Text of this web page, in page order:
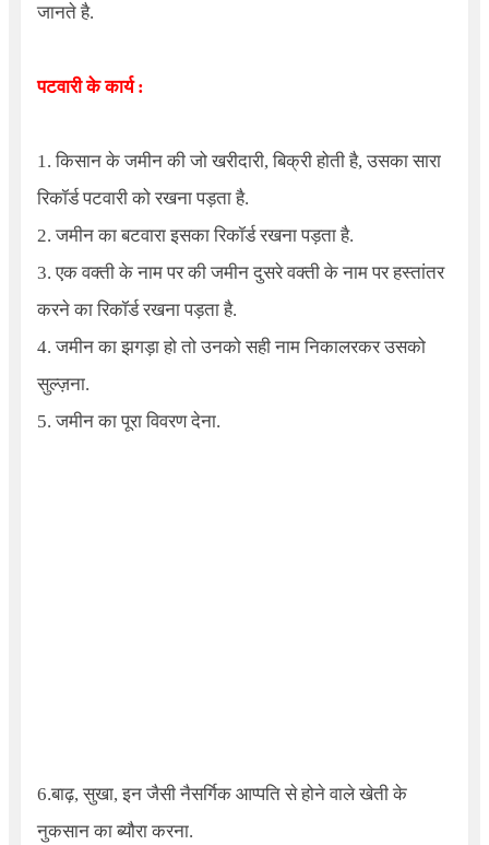
जानते है.
पटवारी के कार्य :
1. किसान के जमीन की जो खरीदारी, बिक्री होती है, उसका सारा
रिकॉर्ड पटवारी को रखना पड़ता है.
2. जमीन का बटवारा इसका रिकॉर्ड रखना पड़ता है.
3. एक वक्ती के नाम पर की जमीन दुसरे वक्ती के नाम पर हस्तांतर
करने का रिकॉर्ड रखना पड़ता है.
4. जमीन का झगड़ा हो तो उनको सही नाम निकालरकर उसको
सुल्ज़ना.
5. जमीन का पूरा विवरण देना.
6.बाढ़, सुखा, इन जैसी नैसर्गिक आप्पति से होने वाले खेती के
नुकसान का ब्यौरा करना.